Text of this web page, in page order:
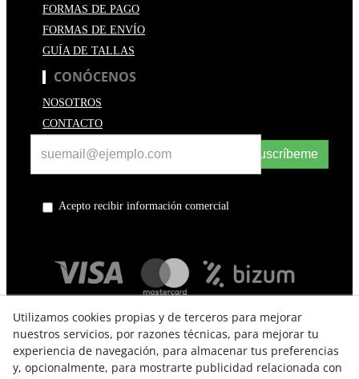
FORMAS DE PAGO
FORMAS DE ENVÍO
GUÍA DE TALLAS
CONÓCENOS
NOSOTROS
CONTACTO
Suscríbeme
Acepto recibir información comercial
Utilizamos cookies propias y de terceros para mejorar
nuestros servicios, por razones técnicas, para mejorar tu
experiencia de navegación, para almacenar tus preferencias
y, opcionalmente, para mostrarte publicidad relacionada con